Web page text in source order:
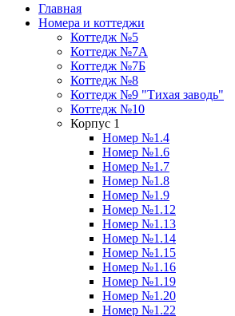
Главная
Номера и коттеджи
Коттедж №5
Коттедж №7А
Коттедж №7Б
Коттедж №8
Коттедж №9 "Тихая заводь"
Коттедж №10
Корпус 1
Номер №1.4
Номер №1.6
Номер №1.7
Номер №1.8
Номер №1.9
Номер №1.12
Номер №1.13
Номер №1.14
Номер №1.15
Номер №1.16
Номер №1.19
Номер №1.20
Номер №1.22